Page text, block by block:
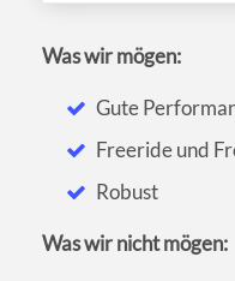
Was wir mögen:
Gute
Freeride und
Robust
Was wir nicht mögen: